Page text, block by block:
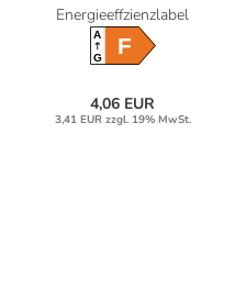
Energieeffzienzlabel
A
GF
4,06 EUR
3,41 EUR zzgl. 19% MwSt.